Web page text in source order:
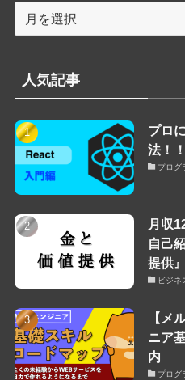
ー
ブ
人気記事
プロ
法！
プログ
月収
自己
提供』
ビジネ
【メ
ニア
内
プログ